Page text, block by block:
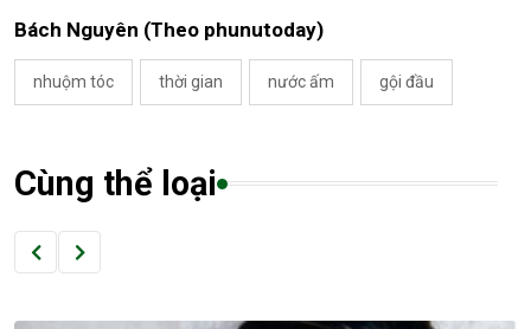
Bách Nguyên (Theo phunutoday)
nhuộm tóc thời gian nước ấm gội đầu
Cùng thể loại